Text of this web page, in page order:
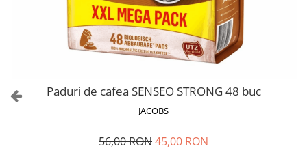
Paduri de cafea SENSEO STRONG 48 buc
JACOBS
56,00 RON45,00 RON